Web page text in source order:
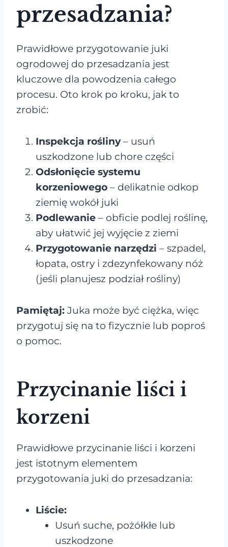
przesadzania?
Prawidłowe przygotowanie juki
ogrodowej do przesadzania jest
kluczowe dla powodzenia całego
procesu. Oto krok po kroku, jak to
zrobić:
Inspekcja rośliny– usuń
uszkodzone lub chore części
Odsłonięcie systemu
korzeniowego – delikatnie odkop
ziemię wokół juki
Podlewanie – obficie podlej roślinę,
aby ułatwić jej wyjęcie z ziemi
Przygotowanie narzędzi – szpadel,
łopata, ostry i zdezynfekowany nóż
(jeśli planujesz podział rośliny)
Pamiętaj: Juka może być ciężka, więc
przygotuj się na to fizycznie lub poproś
o pomoc.
Przycinanie liści i
korzeni
Prawidłowe przycinanie liści i korzeni
jest istotnym elementem
przygotowania juki do przesadzania:
Liście:
Usuń suche, pożółkłe lub
uszkodzone